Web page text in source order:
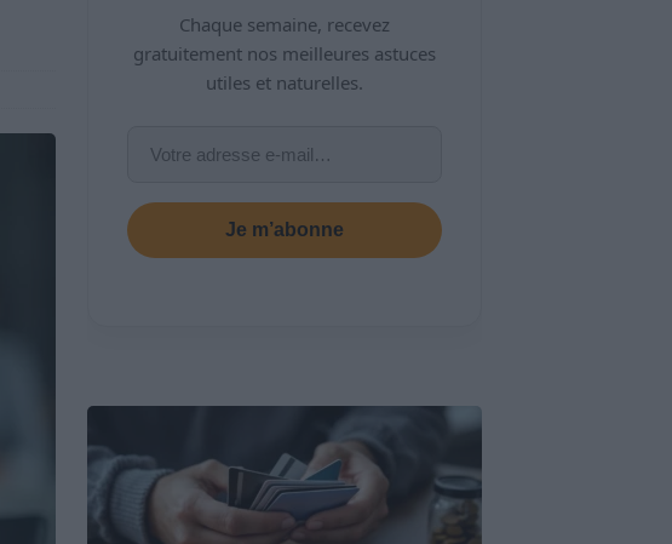
Chaque semaine, recevez
gratuitement nos meilleures astuces
utiles et naturelles.
Je m’abonne